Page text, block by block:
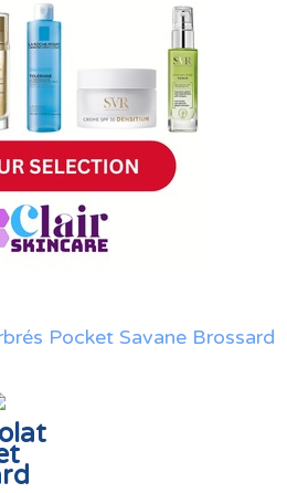
Pocket Savane Brossard